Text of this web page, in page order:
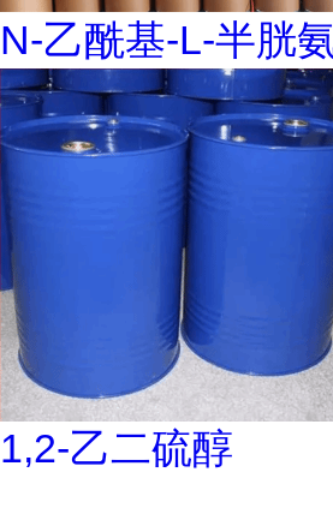
N-乙酰基-L-半胱
1,2-乙二硫醇